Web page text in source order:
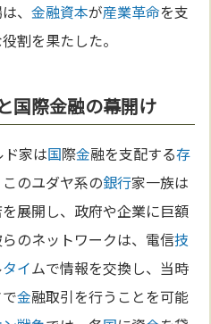
、金融資本が産業革命を支
割を果たした。
国際金融の幕開け
家は国際金融を支配する存
のユダヤ系の銀行家一族は
展開し、政府や企業に巨額
のネットワークは、電信技
タイムで情報を交換し、当時
金融取引を行うことを可能